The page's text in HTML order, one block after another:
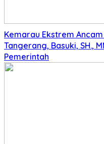
Kemarau Ekstrem
Tangerang, Basuki, SH.,
Pemerintah